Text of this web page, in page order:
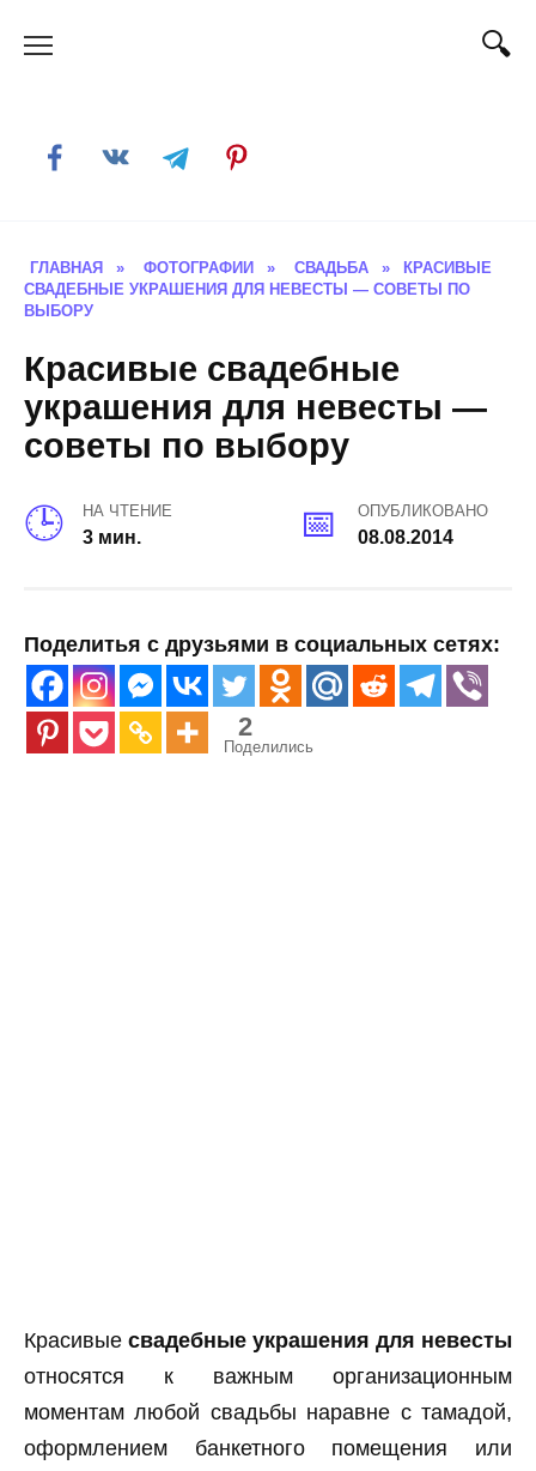
ГЛАВНАЯ » ФОТОГРАФИИ » СВАДЬБА »
КРАСИВЫЕ
СВАДЕБНЫЕ УКРАШЕНИЯ ДЛЯ НЕВЕСТЫ — СОВЕТЫ ПО
ВЫБОРУ
Красивые свадебные
украшения для невесты —
советы по выбору
НА ЧТЕНИЕ
3 мин.
ОПУБЛИКОВАНО
08.08.2014
Поделитья с друзьями в социальных сетях:
2
Поделились
Красивые свадебные украшения для невесты
относятся к важным организационным
моментам любой свадьбы наравне с тамадой,
оформлением банкетного помещения или